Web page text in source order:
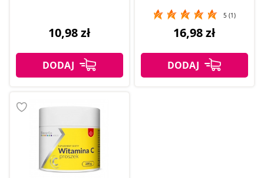
10,98 zł
5 (1)
16,98 zł